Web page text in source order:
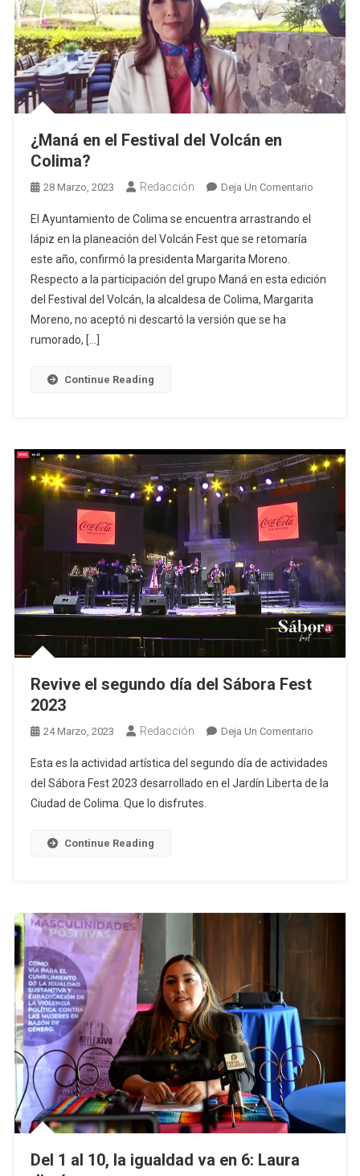
¿Maná en el Festival del Volcán en
Colima?
28 Marzo, 2023 Redacción Deja Un ComentarioEn
Del
Volcán
El Ayuntamiento de Colima se encuentra arrastrando el
lápiz en la planeación del Volcán Fest que se retomaría
este año, confirmó la presidenta Margarita Moreno.
Respecto a la participación del grupo Maná en esta edición
del Festival del Volcán, la alcaldesa de Colima, Margarita
Moreno, no aceptó ni descartó la versión que se ha
rumorado, […]
Continue Reading
Revive el segundo día del Sábora Fest
2023
24 Marzo, 2023 Redacción Deja Un ComentarioEn
El
Segundo
Esta es la actividad artística del segundo día de actividades
del Sábora Fest 2023 desarrollado en el Jardín Liberta de la
Ciudad de Colima. Que lo disfrutes.
Continue Reading
Del 1 al 10, la igualdad va en 6: Laura